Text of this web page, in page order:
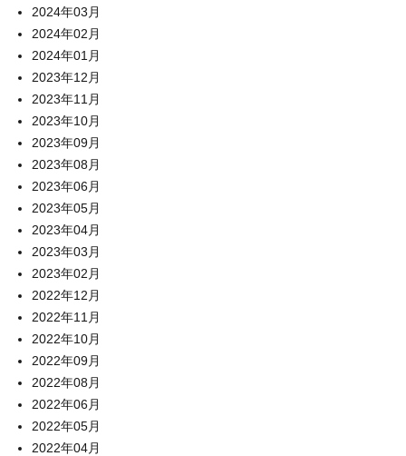
2024年03月
2024年02月
2024年01月
2023年12月
2023年11月
2023年10月
2023年09月
2023年08月
2023年06月
2023年05月
2023年04月
2023年03月
2023年02月
2022年12月
2022年11月
2022年10月
2022年09月
2022年08月
2022年06月
2022年05月
2022年04月